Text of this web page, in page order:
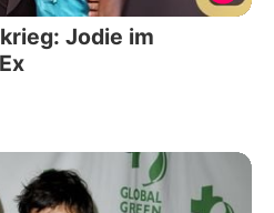
Jodie im